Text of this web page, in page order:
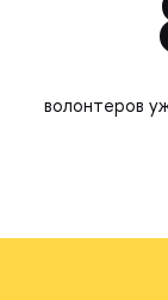
волонтеров